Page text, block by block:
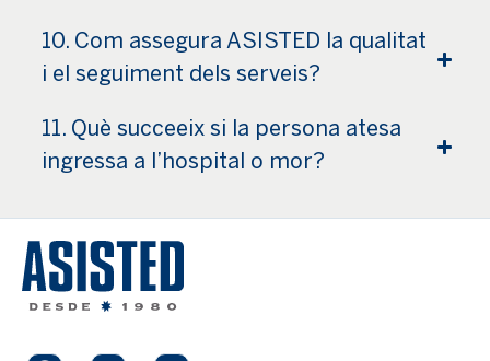
10. Com assegura ASISTED la qualitat
i el seguiment dels serveis?
11. Què succeeix si la persona atesa
ingressa a l’hospital o mor?